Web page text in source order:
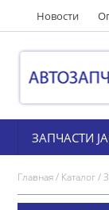
Новости
ЗАПЧАСТИ
Главная/ Каталог/